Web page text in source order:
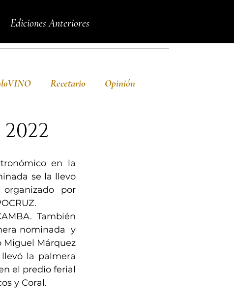
Ediciones Anteriores
en la
se la llevo
organizado por
También
nominada  y
Miguel Márquez
llevó la palmera
el predio ferial
y Coral.
Recetario Opinión